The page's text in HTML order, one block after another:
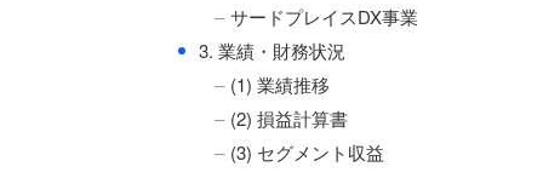
サードプレイスDX事業
● 3. 業績・財務状況
(1) 業績推移
(2) 損益計算書
(3) セグメント収益